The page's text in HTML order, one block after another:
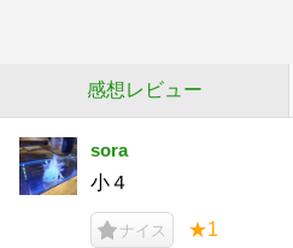
感想レビュー
sora
小４
ナイス ★1